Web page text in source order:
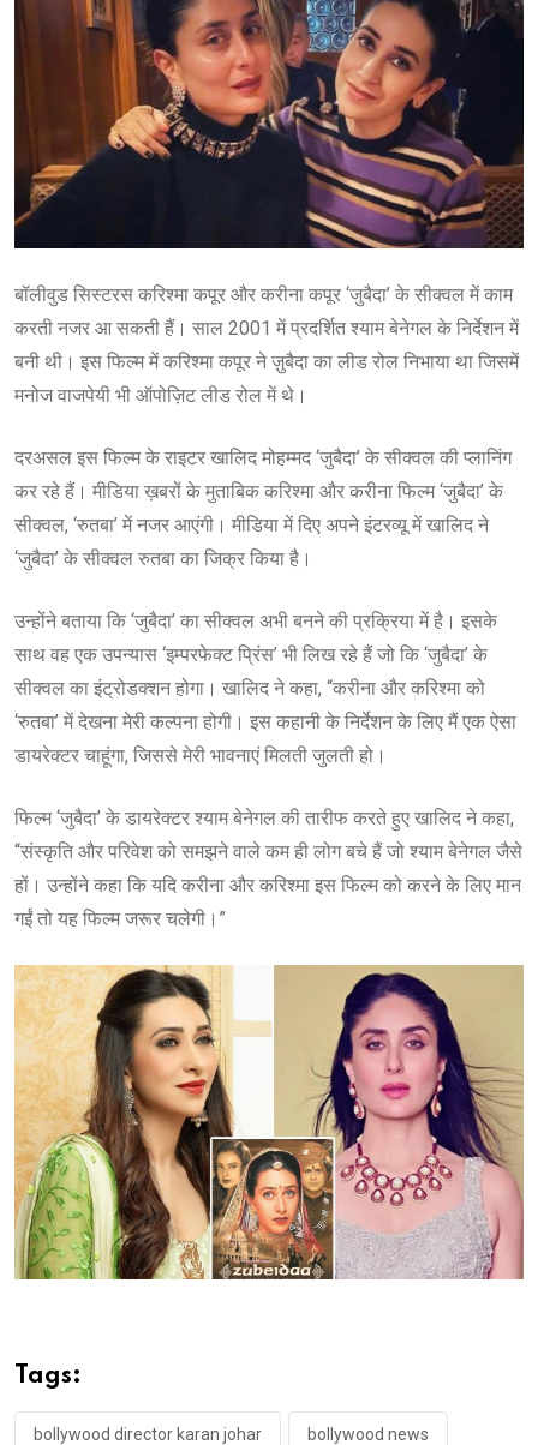
बॉलीवुड सिस्टरस करिश्मा कपूर और करीना कपूर ‘जुबैदा’ के सीक्वल में काम
करती नजर आ सकती हैं। साल 2001 में प्रदर्शित श्याम बेनेगल के निर्देशन में
बनी थी। इस फिल्म में करिश्मा कपूर ने ज़ुबैदा का लीड रोल निभाया था जिसमें
मनोज वाजपेयी भी ऑपोज़िट लीड रोल में थे।
दरअसल इस फिल्म के राइटर खालिद मोहम्मद ‘जुबैदा’ के सीक्वल की प्लानिंग
कर रहे हैं। मीडिया ख़बरों के मुताबिक करिश्मा और करीना फिल्म ‘जुबैदा’ के
सीक्वल, ‘रुतबा’ में नजर आएंगी। मीडिया में दिए अपने इंटरव्यू में खालिद ने
‘जुबैदा’ के सीक्वल रुतबा का जिक्र किया है।
उन्होंने बताया कि ‘जुबैदा’ का सीक्वल अभी बनने की प्रक्रिया में है। इसके
साथ वह एक उपन्यास ‘इम्परफेक्ट प्रिंस’ भी लिख रहे हैं जो कि ‘जुबैदा’ के
सीक्वल का इंट्रोडक्शन होगा। खालिद ने कहा, “करीना और करिश्मा को
‘रुतबा’ में देखना मेरी कल्पना होगी। इस कहानी के निर्देशन के लिए मैं एक ऐसा
डायरेक्टर चाहूंगा, जिससे मेरी भावनाएं मिलती जुलती हो।
फिल्म ‘जुबैदा’ के डायरेक्टर श्याम बेनेगल की तारीफ करते हुए खालिद ने कहा,
“संस्कृति और परिवेश को समझने वाले कम ही लोग बचे हैं जो श्याम बेनेगल जैसे
हों। उन्होंने कहा कि यदि करीना और करिश्मा इस फिल्म को करने के लिए मान
गईं तो यह फिल्म जरूर चलेगी।”
Tags:
bollywood director karan johar bollywood news